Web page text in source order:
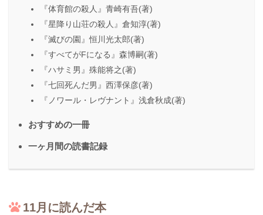
『体育館の殺人』青崎有吾(著)
『星降り山荘の殺人』倉知淳(著)
『滅びの園』恒川光太郎(著)
『すべてがFになる』森博嗣(著)
『ハサミ男』殊能将之(著)
『七回死んだ男』西澤保彦(著)
『ノワール・レヴナント』浅倉秋成(著)
おすすめの一冊
一ヶ月間の読書記録
11月に読んだ本